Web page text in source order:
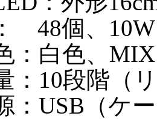
48個、
：白色、
10段階（
USB（ケ